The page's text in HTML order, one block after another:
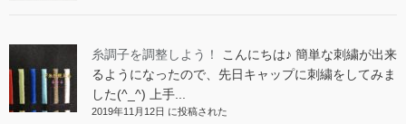
糸調子を調整しよう！
こんにちは♪ 簡単な刺繍が出来
るようになったので、先日キャップに刺繍をしてみま
した(^_^) 上手...
2019年11月12日 に投稿された